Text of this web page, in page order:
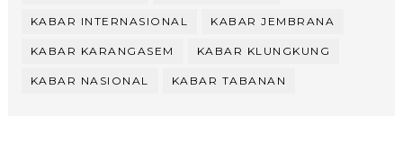
KABAR INTERNASIONAL KABAR JEMBRANA
KABAR KARANGASEM KABAR KLUNGKUNG
KABAR NASIONAL KABAR TABANAN